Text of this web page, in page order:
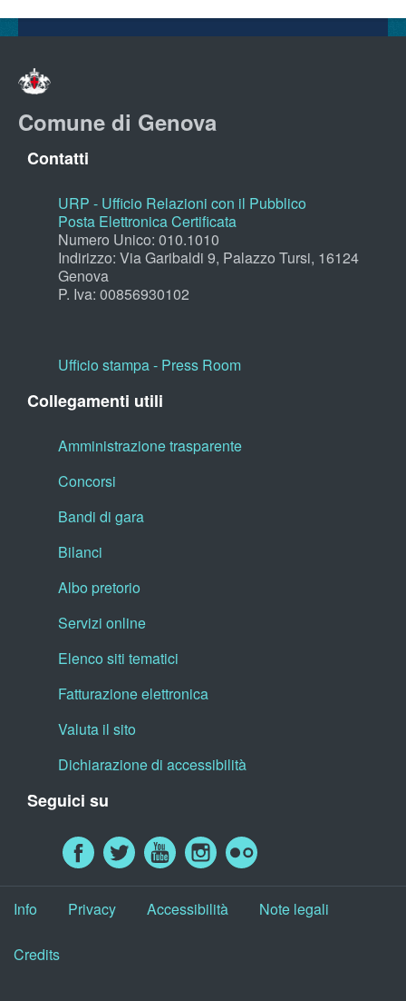
Comune di Genova
Contatti
URP - Ufficio Relazioni con il Pubblico
Posta Elettronica Certificata
Numero Unico: 010.1010
Indirizzo: Via Garibaldi 9, Palazzo Tursi, 16124
Genova
P. Iva: 00856930102
Ufficio stampa - Press Room
Collegamenti utili
Amministrazione trasparente
Concorsi
Bandi di gara
Bilanci
Albo pretorio
Servizi online
Elenco siti tematici
Fatturazione elettronica
Valuta il sito
Dichiarazione di accessibilità
Seguici su
Info Privacy Accessibilità Note legali
Credits